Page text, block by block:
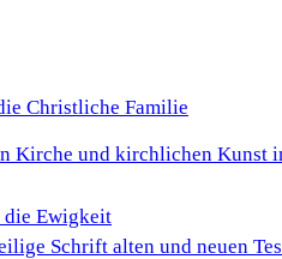
Christliche Familie
Kirche und kirchlichen Kunst
die Ewigkeit
Schrift alten und neuen